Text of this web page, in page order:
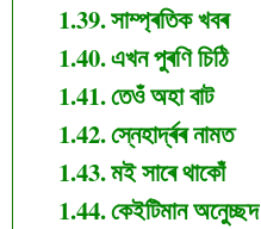
সাম্প্ৰতিক খবৰ
এখন পুৰণি চিঠি
তেওঁ অহা বাট
স্নেহাৰ্দ্ৰৰ নামত
মই সাৰে থাকোঁ
কেইটিমান অনুেচ্ছদ